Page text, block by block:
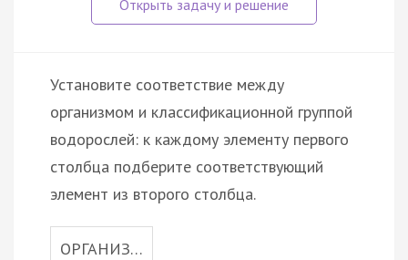
Установите соответствие между
организмом и классификационной группой
водорослей: к каждому элементу первого
столбца подберите соответствующий
элемент из второго столбца.
ОРГАНИЗ…